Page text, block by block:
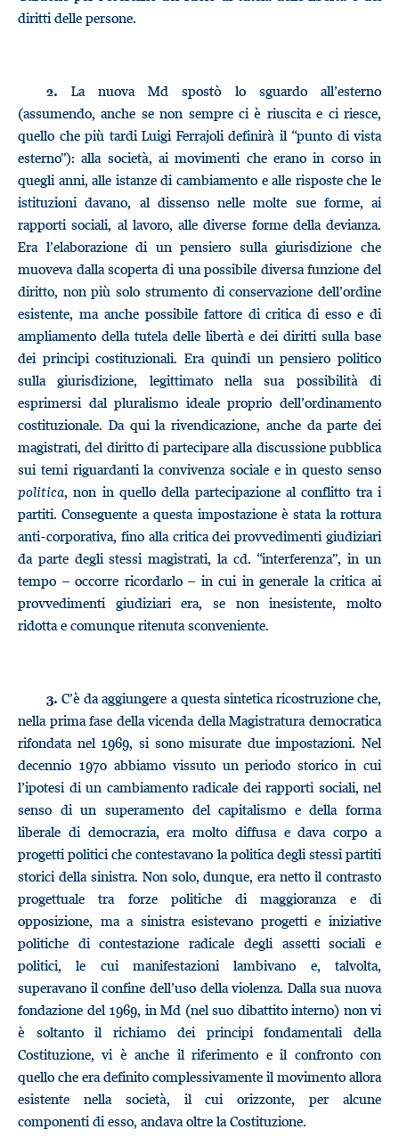
diritti delle persone.
2. La nuova Md spostò lo sguardo all’esterno
(assumendo, anche se non sempre ci è riuscita e ci riesce,
quello che più tardi Luigi Ferrajoli definirà il “punto di vista
esterno”): alla società, ai movimenti che erano in corso in
quegli anni, alle istanze di cambiamento e alle risposte che le
istituzioni davano, al dissenso nelle molte sue forme, ai
rapporti sociali, al lavoro, alle diverse forme della devianza.
Era l’elaborazione di un pensiero sulla giurisdizione che
muoveva dalla scoperta di una possibile diversa funzione del
diritto, non più solo strumento di conservazione dell’ordine
esistente, ma anche possibile fattore di critica di esso e di
ampliamento della tutela delle libertà e dei diritti sulla base
dei principi costituzionali. Era quindi un pensiero politico
sulla giurisdizione, legittimato nella sua possibilità di
esprimersi dal pluralismo ideale proprio dell’ordinamento
costituzionale. Da qui la rivendicazione, anche da parte dei
magistrati, del diritto di partecipare alla discussione pubblica
sui temi riguardanti la convivenza sociale e in questo senso
politica, non in quello della partecipazione al conflitto tra i
partiti. Conseguente a questa impostazione è stata la rottura
anti-corporativa, fino alla critica dei provvedimenti giudiziari
da parte degli stessi magistrati, la cd. “interferenza”, in un
tempo – occorre ricordarlo – in cui in generale la critica ai
provvedimenti giudiziari era, se non inesistente, molto
ridotta e comunque ritenuta sconveniente.
3.C’è da aggiungere a questa sintetica ricostruzione che,
nella prima fase della vicenda della Magistratura democratica
rifondata nel 1969, si sono misurate due impostazioni. Nel
decennio 1970 abbiamo vissuto un periodo storico in cui
l’ipotesi di un cambiamento radicale dei rapporti sociali, nel
senso di un superamento del capitalismo e della forma
liberale di democrazia, era molto diffusa e dava corpo a
progetti politici che contestavano la politica degli stessi partiti
storici della sinistra. Non solo, dunque, era netto il contrasto
progettuale tra forze politiche di maggioranza e di
opposizione, ma a sinistra esistevano progetti e iniziative
politiche di contestazione radicale degli assetti sociali e
politici, le cui manifestazioni lambivano e, talvolta,
superavano il confine dell’uso della violenza. Dalla sua nuova
fondazione del 1969, in Md (nel suo dibattito interno) non vi
è soltanto il richiamo dei principi fondamentali della
Costituzione, vi è anche il riferimento e il confronto con
quello che era definito complessivamente il movimento allora
esistente nella società, il cui orizzonte, per alcune
componenti di esso, andava oltre la Costituzione.